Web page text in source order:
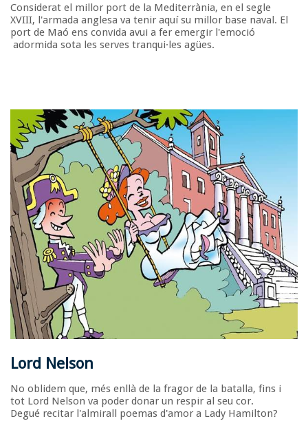
Considerat el millor port de la Mediterrània, en el segle
XVIII, l'armada anglesa va tenir aquí su millor base naval. El
port de Maó ens convida avui a fer emergir l'emoció
adormida sota les serves tranqui·les agües.
Lord Nelson
No oblidem que, més enllà de la fragor de la batalla, fins i
tot Lord Nelson va poder donar un respir al seu cor.
Degué recitar l'almirall poemas d'amor a Lady Hamilton?